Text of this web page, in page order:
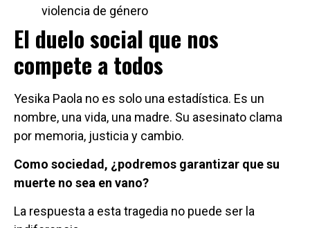
violencia de género
El duelo social que nos
compete a todos
Yesika Paola no es solo una estadística. Es un
nombre, una vida, una madre. Su asesinato clama
por memoria, justicia y cambio.
Como sociedad, ¿podremos garantizar que su
muerte no sea en vano?
La respuesta a esta tragedia no puede ser la